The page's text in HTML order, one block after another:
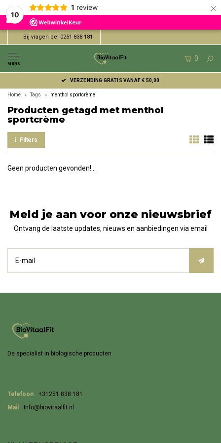
10
1 review ×
Bij vragen bel 0251 838 181
MENU
0
VERZENDING GRATIS VANAF € 50,00
Home Tags menthol sportcrème
Producten getagd met menthol
sportcrème
Filters
Geen producten gevonden!...
Meld je aan voor onze nieuwsbrief
Ontvang de laatste updates, nieuws en aanbiedingen via email
De specialist in biologische producten
Telefoon
+31251 838 181
Mail
Info@biovitaalfit.nl